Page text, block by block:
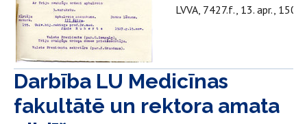
LVVA, 7427.f., 13. apr.,
Darbība LU Medicīnas
fakultātē un rektora amata